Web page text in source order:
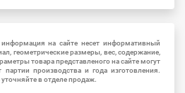
информация на сайте несет информативный
геометрические размеры, вес, содержание,
товара представленого на сайте могут
производства и года изготовления.
в отделе продаж.